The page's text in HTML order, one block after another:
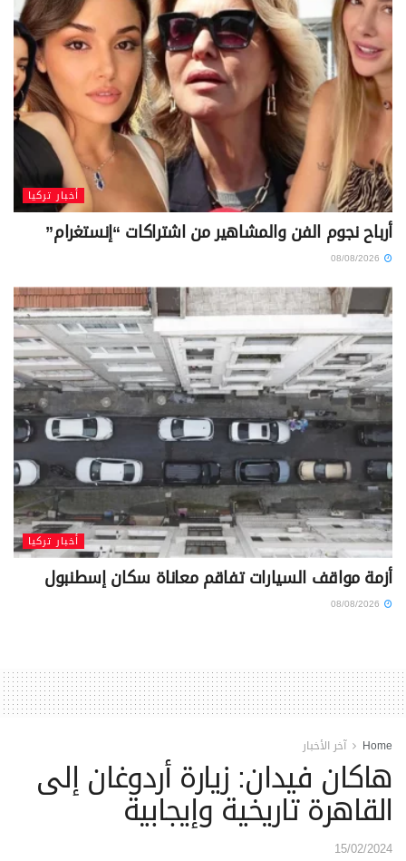
أخبار تركيا
أرباح نجوم الفن والمشاهير من اشتراكات “إنستغرام”
أخبار تركيا
أزمة مواقف السيارات تفاقم معاناة سكان إسطنبول
Home آخر الأخبار
هاكان فيدان: زيارة أردوغان إلى
القاهرة تاريخية وإيجابية
15/02/2024